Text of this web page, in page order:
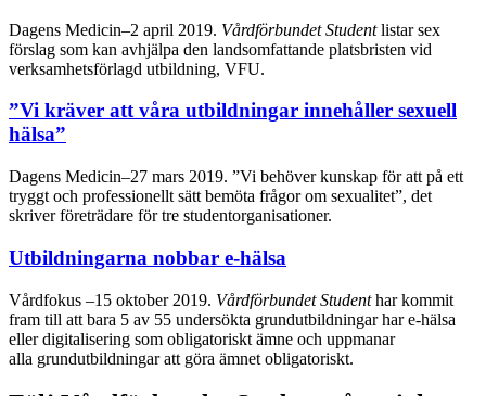
Dagens Medicin–2 april 2019. Vårdförbundet Studentlistar sex
förslag som kan avhjälpa den landsomfattande platsbristen vid
verksamhetsförlagd utbildning, VFU.
”Vi kräver att våra utbildningar innehåller sexuell
hälsa”
Dagens Medicin–27 mars 2019. ”Vi behöver kunskap för att på ett
tryggt och professionellt sätt bemöta frågor om sexualitet”, det
skriver företrädare för tre studentorganisationer.
Utbildningarna nobbar e-hälsa
Vårdfokus –15 oktober 2019. Vårdförbundet Studenthar kommit
fram till att bara 5 av 55 undersökta grundutbildningar har e-hälsa
eller digitalisering som obligatoriskt ämne och uppmanar
alla grundutbildningar att göra ämnet obligatoriskt.